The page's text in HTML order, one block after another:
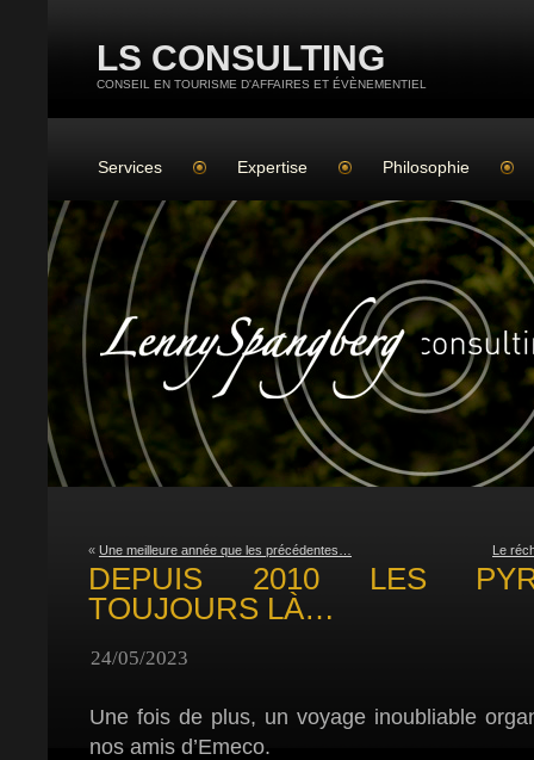
LS CONSULTING
CONSEIL EN TOURISME D'AFFAIRES ET ÉVÈNEMENTIEL
Services Expertise Philosophie
« Une meilleure année que les précédentes… Le
DEPUIS 2010 LES
TOUJOURS LÀ…
24/05/2023
Une fois de plus, un voyage inoubliable
nos amis d’Emeco.